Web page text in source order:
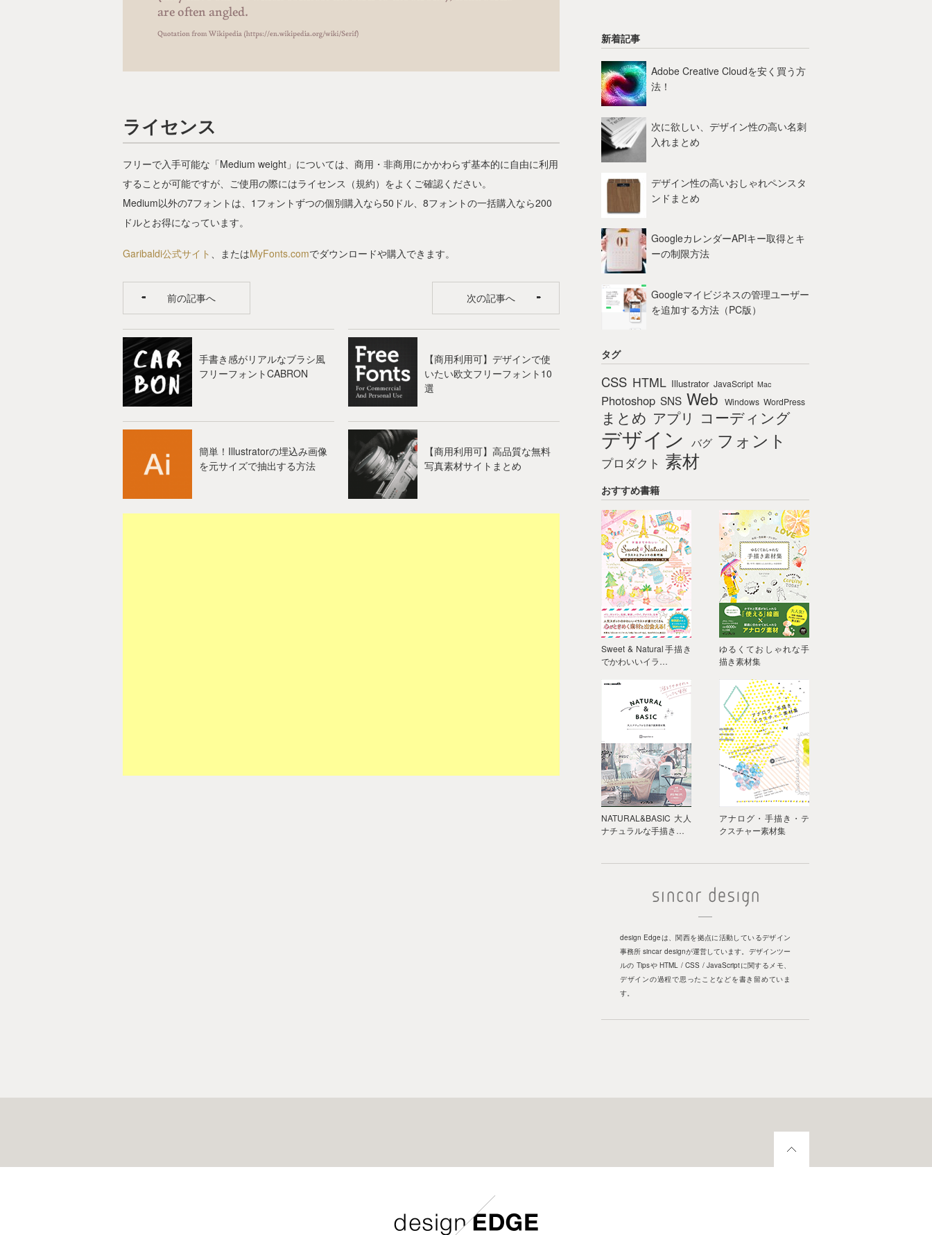
ライセンス
フリーで入手可能な「Medium weight」については、商用・非商用にかかわらず基本的に自由に利用
することが可能ですが、ご使用の際にはライセンス（規約）をよくご確認ください。
Medium以外の7フォントは、1フォントずつの個別購入なら50ドル、8フォントの一括購入なら200
ドルとお得になっています。
Garibaldi公式サイト 、またはMyFonts.comでダウンロードや購入できます。
前の記事へ 次の記事へ
手書き感がリアルなブラシ風
フリーフォントCABRON
【商用利用可】デザインで使
いたい欧文フリーフォント10
選
簡単！Illustratorの埋込み画像
を元サイズで抽出する方法
【商用利用可】高品質な無料
写真素材サイトまとめ
新着記事
Adobe Creative Cloudを安く買う方
法！
次に欲しい、デザイン性の高い名刺
入れまとめ
デザイン性の高いおしゃれペンスタ
ンドまとめ
GoogleカレンダーAPIキー取得とキ
ーの制限方法
Googleマイビジネスの管理ユーザー
を追加する方法（PC版）
タグ
CSS HTML Illustrator JavaScript Mac
Photoshop SNS Web Windows WordPress
まとめ アプリ コーディング
デザイン バグ フォント
プロダクト 素材
おすすめ書籍
Sweet & Natural手描き
でかわいいイラ…
ゆるくておしゃれな手
描き素材集
NATURAL&BASIC 大人
ナチュラルな手描き…
アナログ・手描き・テ
クスチャー素材集
design Edgeは、関西を拠点に活動しているデザイン
事務所 sincar designが運営しています。デザインツー
ルの Tipsや HTML / CSS / JavaScriptに関するメモ、
デザインの過程で思ったことなどを書き留めていま
す。